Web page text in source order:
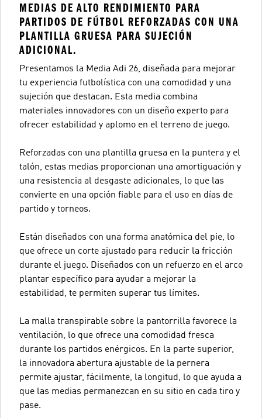
MEDIAS DE ALTO RENDIMIENTO PARA
PARTIDOS DE FÚTBOL REFORZADAS CON UNA
PLANTILLA GRUESA PARA SUJECIÓN
ADICIONAL.
Presentamos la Media Adi 26, diseñada para mejorar
tu experiencia futbolística con una comodidad y una
sujeción que destacan. Esta media combina
materiales innovadores con un diseño experto para
ofrecer estabilidad y aplomo en el terreno de juego.
Reforzadas con una plantilla gruesa en la puntera y el
talón, estas medias proporcionan una amortiguación y
una resistencia al desgaste adicionales, lo que las
convierte en una opción fiable para el uso en días de
partido y torneos.
Están diseñados con una forma anatómica del pie, lo
que ofrece un corte ajustado para reducir la fricción
durante el juego. Diseñados con un refuerzo en el arco
plantar específico para ayudar a mejorar la
estabilidad, te permiten superar tus límites.
La malla transpirable sobre la pantorrilla favorece la
ventilación, lo que ofrece una comodidad fresca
durante los partidos enérgicos. En la parte superior,
la innovadora abertura ajustable de la pernera
permite ajustar, fácilmente, la longitud, lo que ayuda a
que las medias permanezcan en su sitio en cada tiro y
pase.